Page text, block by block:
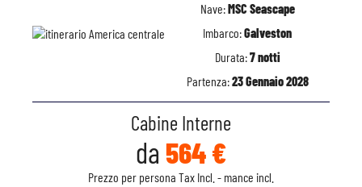
Nave:MSC Seascape
Imbarco:Galveston
Durata:7 notti
Partenza:23 Gennaio 2028
Cabine Interne
da 564 €
Prezzo per persona Tax Incl. - mance incl.